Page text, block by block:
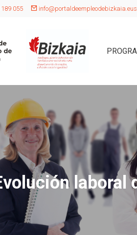
055 info@portaldeempleodebizkaia.eus
laboral